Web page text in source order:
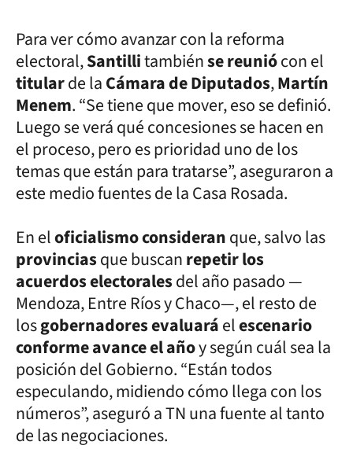
Para ver cómo avanzar con la reforma
electoral,Santillitambiénse reuniócon el
titularde laCámara de Diputados,Martín
Menem. “Se tiene que mover, eso se definió.
Luego se verá qué concesiones se hacen en
el proceso, pero es prioridad uno de los
temas que están para tratarse”, aseguraron a
este medio fuentes de la Casa Rosada.
En eloficialismo consideranque, salvo las
provinciasque buscanrepetir los
acuerdos electoralesdel año pasado —
Mendoza, Entre Ríos y Chaco—, el resto de
losgobernadores evaluaráelescenario
conforme avance el añoy según cuál sea la
posición del Gobierno. “Están todos
especulando, midiendo cómo llega con los
números”, aseguró a TN una fuente al tanto
de las negociaciones.